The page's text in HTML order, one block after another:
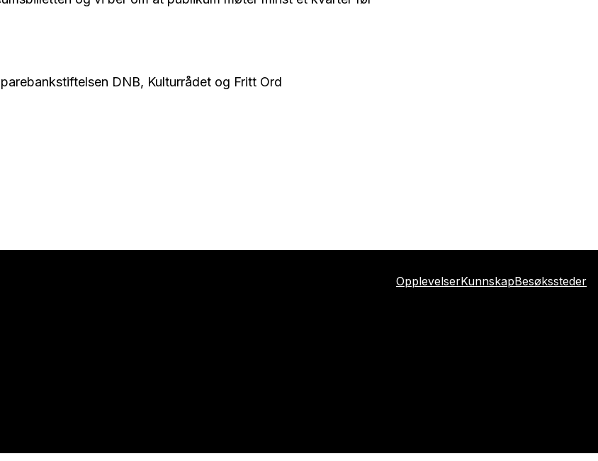
DNB, Kulturrådet og Fritt Ord
OpplevelserKunnskapBesøkssteder